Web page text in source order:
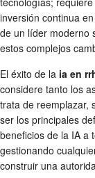
inversión continua
de un líder moderno
estos complejos
El éxito de la ia en
considere tanto los
trata de reemplazar,
ser los principales
beneficios de la IA a
gestionando
construir una